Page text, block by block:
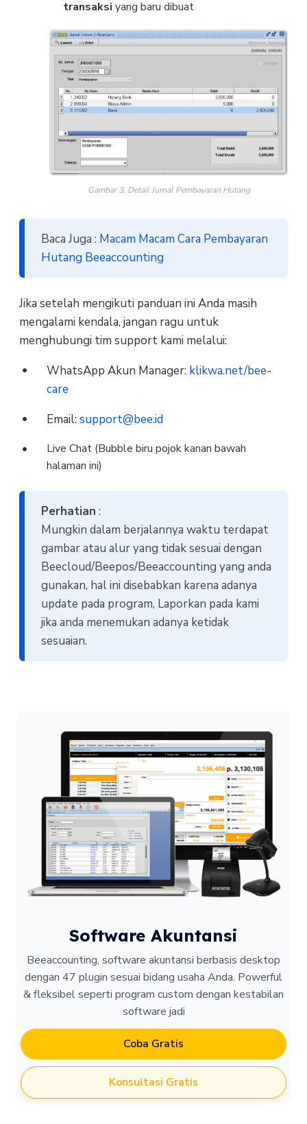
transaksi yang baru dibuat
Gambar 3. Detail Jurnal Pembayaran Hutang
Baca Juga : Macam Macam Cara Pembayaran
Hutang Beeaccounting
Jika setelah mengikuti panduan ini Anda masih
mengalami kendala, jangan ragu untuk
menghubungi tim support kami melalui:
WhatsApp Akun Manager: klikwa.net/bee-
care
Email: support@bee.id
Live Chat (Bubble biru pojok kanan bawah
halaman ini)
Perhatian :
Mungkin dalam berjalannya waktu terdapat
gambar atau alur yang tidak sesuai dengan
Beecloud/Beepos/Beeaccounting yang anda
gunakan, hal ini disebabkan karena adanya
update pada program, Laporkan pada kami
jika anda menemukan adanya ketidak
sesuaian.
Software Akuntansi
Beeaccounting, software akuntansi berbasis desktop
dengan 47 plugin sesuai bidang usaha Anda. Powerful
& fleksibel seperti program custom dengan kestabilan
software jadi
Coba Gratis
Konsultasi Gratis